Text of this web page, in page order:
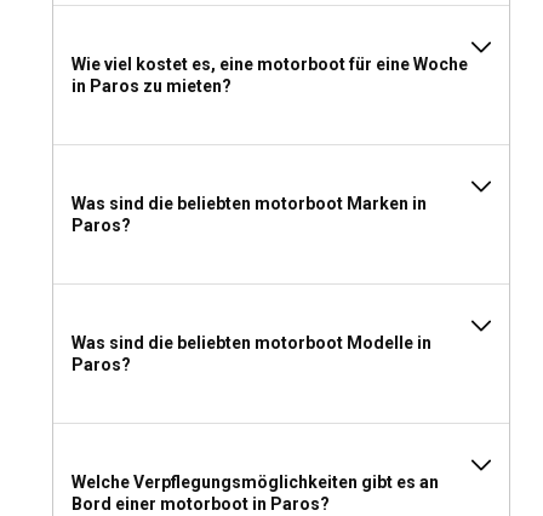
erforderlich ist. Für größere Motorboote ist jedoch ein
gültiger Bootsführerschein Pflicht.
Was sollten Sie zum Motorbootverleih auf Paros
Erwägen Sie, leichte Kleidung, Sonnencreme, Hüte,
Wasserschuhe und eine leichte Jacke für die Abende
und Ihre Sicherheitsausrüstung.
Wie viel kostet es, eine motorboot für eine Woche
in Paros zu mieten?
Was sind die beliebten motorboot Marken in
Paros?
Was sind die beliebten motorboot Modelle in
Paros?
Welche Verpflegungsmöglichkeiten gibt es an
Bord einer motorboot in Paros?